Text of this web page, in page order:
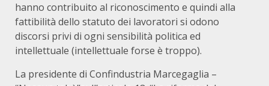
hanno contribuito al riconoscimento e quindi alla
fattibilità dello statuto dei lavoratori si odono
discorsi privi di ogni sensibilità politica ed
intellettuale (intellettuale forse è troppo).
La presidente di Confindustria Marcegaglia –